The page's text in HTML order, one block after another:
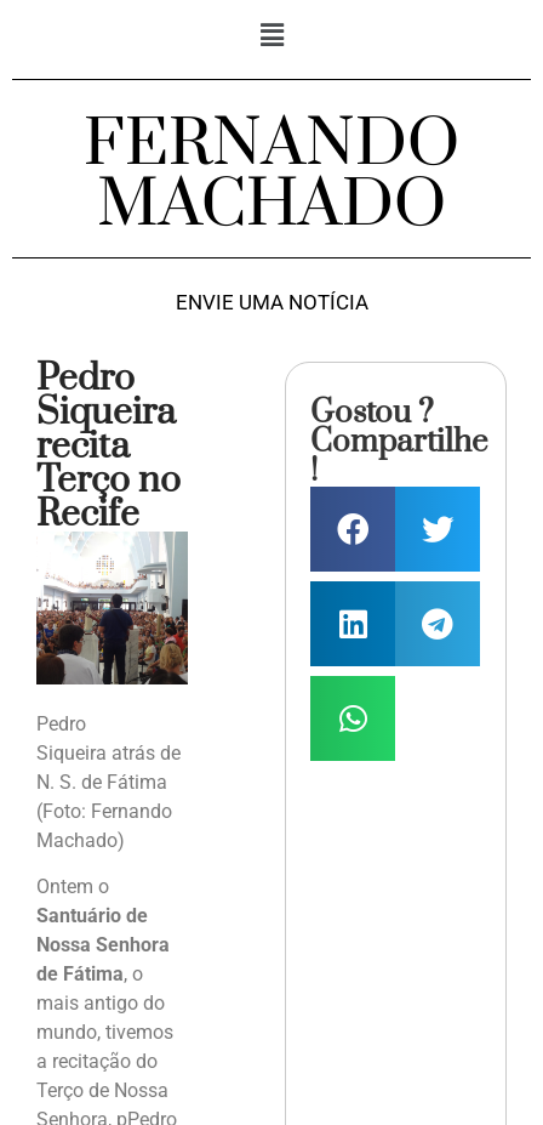
FERNANDO
MACHADO
ENVIE UMA NOTÍCIA
Pedro
Siqueira
recita
Terço no
Recife
Pedro
Siqueira atrás de
N. S. de Fátima
(Foto: Fernando
Machado)
Ontem o
Santuário de
Nossa Senhora
de Fátima, o
mais antigo do
mundo, tivemos
a recitação do
Terço de Nossa
Senhora, pPedro
Gostou ?
Compartilhe
!